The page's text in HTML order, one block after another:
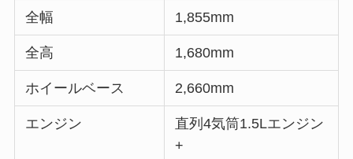
全幅 1,855mm
全高 1,680mm
ホイールベース 2,660mm
エンジン
直列4気筒1.5Lエンジン
+